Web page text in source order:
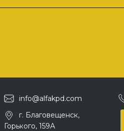
info@alfakpd.com
г. Благовещенск,
Горького, 159А